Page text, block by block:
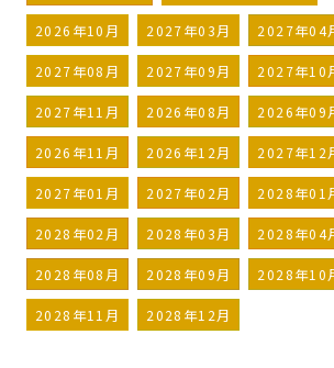
2026年10月 2027年03月 2027年04
2027年08月 2027年09月 2027年10
2027年11月 2026年08月 2026年09
2026年11月 2026年12月 2027年12
2027年01月 2027年02月 2028年01
2028年02月 2028年03月 2028年04
2028年08月 2028年09月 2028年10
2028年11月 2028年12月